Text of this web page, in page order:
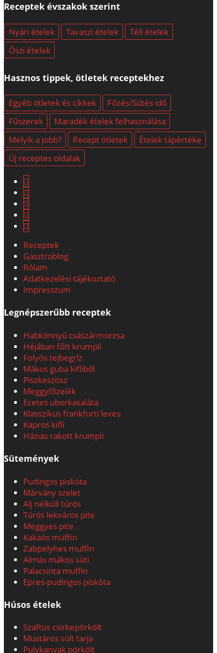
Receptek évszakok szerint
Nyári ételek Tavaszi ételek
Téli ételek
Őszi ételek
Hasznos tippek, ötletek receptekhez
Egyéb ötletek és cikkek
Főzés/Sütés idő
Fűszerek
Maradék ételek felhasználása
Melyik a jobb?
Recept ötletek
Ételek tápértéke
Új receptes oldalak
Receptek
Gasztroblog
Rólam
Adatkezelési tájékoztató
Impresszum
Legnépszerűbb receptek
Habkönnyű császármorzsa
Héjában főtt krumpli
Folyós tejbegríz
Mákos guba kifliből
Piszkeszósz
Meggyfőzelék
Ecetes uborkasaláta
Klasszikus frankfurti leves
Kapros kifli
Házias rakott krumpli
Sütemények
Pudingos piskóta
Márvány szelet
Alj nélküli túrós
Túrós lekváros pite
Meggyes pite
Kakaós muffin
Zabpelyhes muffin
Almás mákos süti
Palacsinta muffin
Epres-pudingos piskóta
Húsos ételek
Szaftos csirkepörkölt
Mustáros sült tarja
Pulykanyak pörkölt